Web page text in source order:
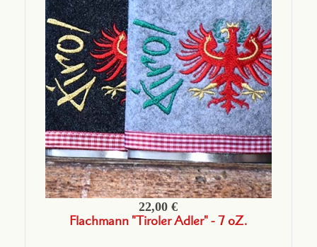
22,00 €
Flachmann "Tiroler Adler" - 7 oZ.